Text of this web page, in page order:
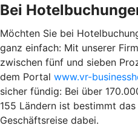
Bei
Möchten Sie bei
ganz einfach: Mit unserer
zwischen fünf und sieben
dem Portal www.vr-
sicher fündig: Bei über
155 Ländern ist bestimmt
Geschäftsreise dabei.